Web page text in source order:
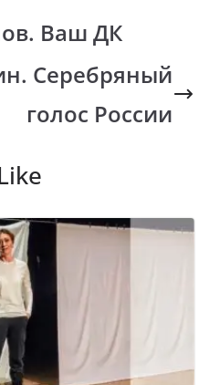
gr
a
m
Ваш ДК
Серебряный
голос России